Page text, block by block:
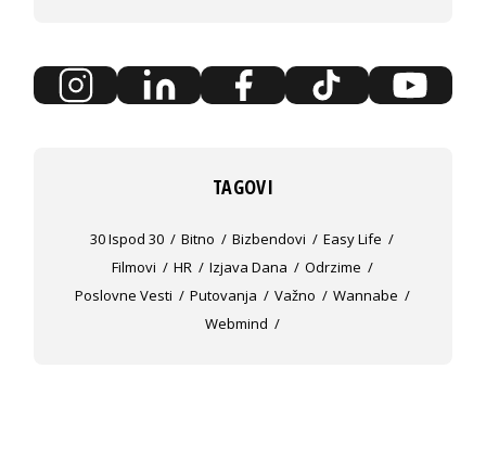
TAGOVI
30 Ispod 30 Bitno Bizbendovi
Easy Life
Filmovi
HR Izjava Dana
Odrzime
Poslovne Vesti
Putovanja Važno
Wannabe
Webmind